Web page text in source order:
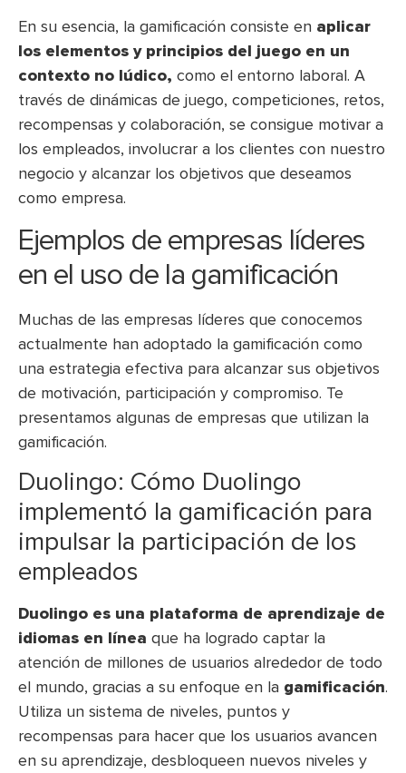
En su esencia, la gamificación consiste en aplicar
los elementos y principios del juego en un
contexto no lúdico, como el entorno laboral. A
través de dinámicas de juego, competiciones, retos,
recompensas y colaboración, se consigue motivar a
los empleados, involucrar a los clientes con nuestro
negocio y alcanzar los objetivos que deseamos
como empresa.
Ejemplos de empresas líderes
en el uso de la gamificación
Muchas de las empresas líderes que conocemos
actualmente han adoptado la gamificación como
una estrategia efectiva para alcanzar sus objetivos
de motivación, participación y compromiso. Te
presentamos algunas de empresas que utilizan la
gamificación.
Duolingo: Cómo Duolingo
implementó la gamificación para
impulsar la participación de los
empleados
Duolingo es una plataforma de aprendizaje de
idiomas en línea que ha logrado captar la
atención de millones de usuarios alrededor de todo
el mundo, gracias a su enfoque en la gamificación.
Utiliza un sistema de niveles, puntos y
recompensas para hacer que los usuarios avancen
en su aprendizaje, desbloqueen nuevos niveles y